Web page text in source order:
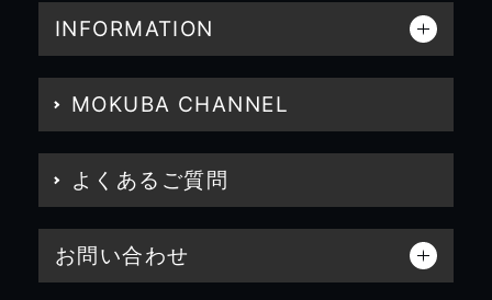
INFORMATION
MOKUBA CHANNEL
よくあるご質問
お問い合わせ